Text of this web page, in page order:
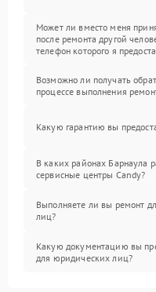
Может ли вместо меня
после ремонта другой
телефон которого я
Возможно ли получать
процессе выполнения
Какую гарантию вы
В каких районах Барнаула
сервисные центры Candy?
Выполняете ли вы ремонт
лиц?
Какую документацию вы
для юридических лиц?